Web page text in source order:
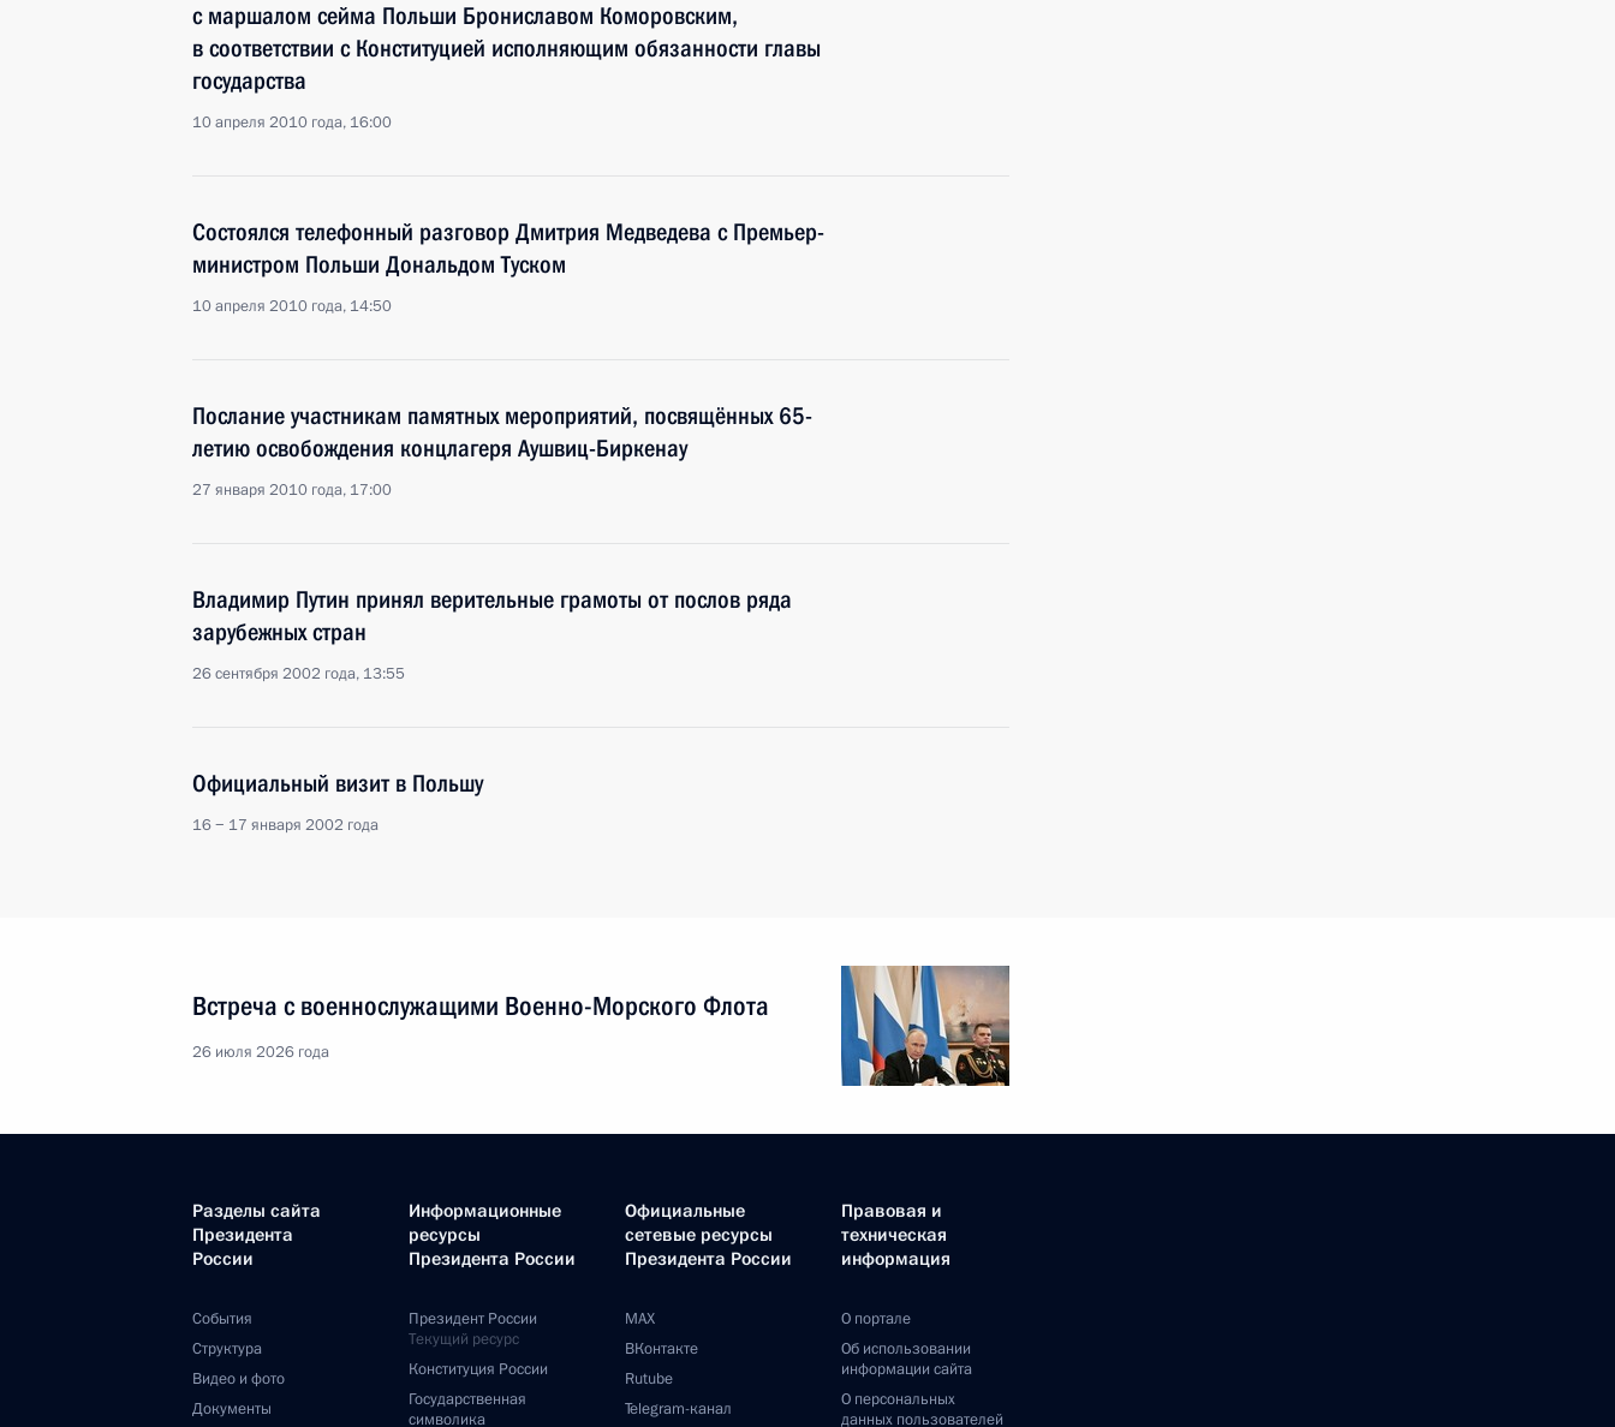
с маршалом сейма Польши Брониславом Коморовским,
в соответствии с Конституцией исполняющим обязанности главы
государства
10 апреля 2010 года, 16:00
Состоялся телефонный разговор Дмитрия Медведева с Премьер-
министром Польши Дональдом Туском
10 апреля 2010 года, 14:50
Послание участникам памятных мероприятий, посвящённых 65-
летию освобождения концлагеря Аушвиц-Биркенау
27 января 2010 года, 17:00
Владимир Путин принял верительные грамоты от послов ряда
зарубежных стран
26 сентября 2002 года, 13:55
Официальный визит в Польшу
16 − 17 января 2002 года
Встреча с военнослужащими Военно-Морского Флота
26 июля 2026 года
Разделы сайта
Президента
России
События
Структура
Видео и фото
Документы
Информационные
ресурсы
Президента России
Президент России
Текущий ресурс
Конституция России
Государственная
символика
Официальные
сетевые ресурсы
Президента России
MAX
ВКонтакте
Rutube
Telegram-канал
Правовая и
техническая
информация
О портале
Об использовании
информации сайта
О персональных
данных пользователей